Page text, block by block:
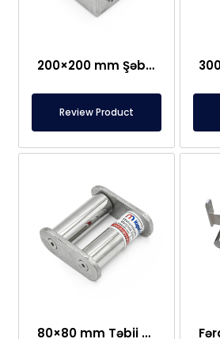
200×200 mm Şəbəkə Maqniti – Xəmir üçün Soba Sahəsi, Mikser Maşını üçün Xüsusi
Review Product
80×80 mm Təbii Maqnit Qəfəs Separatoru